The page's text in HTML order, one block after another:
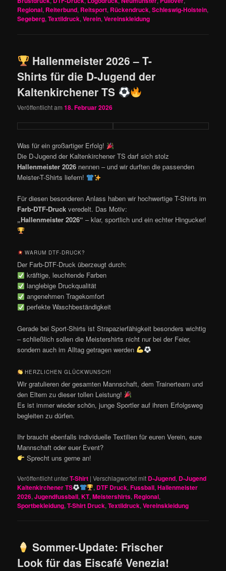
Regional, Reiterbund, Reitsport, Rückendruck,Schleswig-Holstein,
Segeberg,Textildruck,Verein,Vereinskleidung
Hallenmeister 2026 – T-
Shirts für die D-Jugend der
Kaltenkirchener TS
Veröffentlicht am18. Februar 2026
Was für ein großartiger Erfolg!
Die D-Jugend der Kaltenkirchener TS darf sich stolz
Hallenmeister 2026 nennen – und wir durften die passenden
Meister-T-Shirts liefern!
Für diesen besonderen Anlass haben wir hochwertige T-Shirts im
Farb-DTF-Druck veredelt. Das Motiv:
„Hallenmeister 2026“ – klar, sportlich und ein echter Hingucker!
WARUM DTF-DRUCK?
Der Farb-DTF-Druck überzeugt durch:
kräftige, leuchtende Farben
langlebige Druckqualität
angenehmen Tragekomfort
perfekte Waschbeständigkeit
Gerade bei Sport-Shirts ist Strapazierfähigkeit besonders wichtig
– schließlich sollen die Meistershirts nicht nur bei der Feier,
sondern auch im Alltag getragen werden
HERZLICHEN GLÜCKWUNSCH!
Wir gratulieren der gesamten Mannschaft, dem Trainerteam und
den Eltern zu dieser tollen Leistung!
Es ist immer wieder schön, junge Sportler auf ihrem Erfolgsweg
begleiten zu dürfen.
Ihr braucht ebenfalls individuelle Textilien für euren Verein, eure
Mannschaft oder euer Event?
Sprecht uns gerne an!
Veröffentlicht unterT-Shirt |Verschlagwortet mit D-Jugend, D-Jugend
Kaltenkirchener TS
, DTF Druck,Fussball,Hallenmeister
2026,Jugendfussball,KT,Meistershirts, Regional,
Sportbekleidung,T-Shirt Druck,Textildruck,Vereinskleidung
Sommer-Update: Frischer
Look für das Eiscafé Venezia!